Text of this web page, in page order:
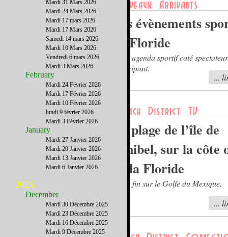
Les évènements
en Floride
Votre agenda sportif coté
participant.
...
La plage de l’île de
Sanibel, sur la côte
de la Floride
Sable fin sur le Golfe du Mexique.
...
Mardi 31 Mars 2026
Mardi 24 Mars 2026
Mardi 17 mars 2026
Mardi 17 Mars 2026
Samedi 14 mars 2026
Mardi 10 Mars 2026
Vendredi 6 mars 2026
Mardi 3 Mars 2026
February
Mardi 24 Février 2026
Mardi 17 Février 2026
Mardi 10 Février 2026
lundi 9 février 2026
Mardi 3 Février 2026
January
Mardi 27 Janvier 2026
Mardi 20 Janvier 2026
Mardi 13 Janvier 2026
Mardi 6 Janvier 2026
2025
December
Mardi 30 Décembre 2025
Mardi 23 Décembre 2025
Mardi 16 Décembre 2025
Mardi 9 Décembre 2025